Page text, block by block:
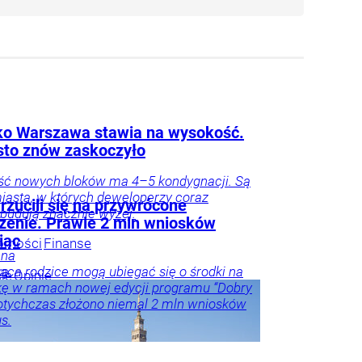
Warszawa stawia na wysokość.
znów zaskoczyło
nowych bloków ma 4–5 kondygnacji. Są
w których deweloperzy coraz
znacznie wyżej.
Finanse
Opinie
się na przywrócone
Prawie 2 mln wniosków
rodzice mogą ubiegać się o środki na
w ramach nowej edycji programu “Dobry
złożono niemal 2 mln wniosków